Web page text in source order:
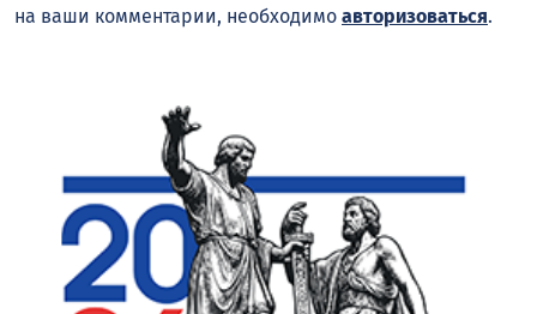
на ваши комментарии, необходимо авторизоваться.